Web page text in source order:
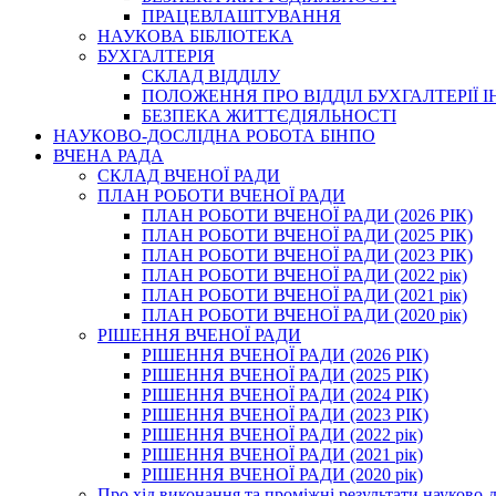
ПРАЦЕВЛАШТУВАННЯ
НАУКОВА БІБЛІОТЕКА
БУХГАЛТЕРІЯ
СКЛАД ВІДДІЛУ
ПОЛОЖЕННЯ ПРО ВІДДІЛ БУХГАЛТЕРІЇ
БЕЗПЕКА ЖИТТЄДІЯЛЬНОСТІ
НАУКОВО-ДОСЛІДНА РОБОТА БІНПО
ВЧЕНА РАДА
СКЛАД ВЧЕНОЇ РАДИ
ПЛАН РОБОТИ ВЧЕНОЇ РАДИ
ПЛАН РОБОТИ ВЧЕНОЇ РАДИ (2026 РІК)
ПЛАН РОБОТИ ВЧЕНОЇ РАДИ (2025 РІК)
ПЛАН РОБОТИ ВЧЕНОЇ РАДИ (2023 РІК)
ПЛАН РОБОТИ ВЧЕНОЇ РАДИ (2022 рік)
ПЛАН РОБОТИ ВЧЕНОЇ РАДИ (2021 рік)
ПЛАН РОБОТИ ВЧЕНОЇ РАДИ (2020 рік)
РІШЕННЯ ВЧЕНОЇ РАДИ
РІШЕННЯ ВЧЕНОЇ РАДИ (2026 РІК)
РІШЕННЯ ВЧЕНОЇ РАДИ (2025 РІК)
РІШЕННЯ ВЧЕНОЇ РАДИ (2024 РІК)
РІШЕННЯ ВЧЕНОЇ РАДИ (2023 РІК)
РІШЕННЯ ВЧЕНОЇ РАДИ (2022 рік)
РІШЕННЯ ВЧЕНОЇ РАДИ (2021 рік)
РІШЕННЯ ВЧЕНОЇ РАДИ (2020 рік)